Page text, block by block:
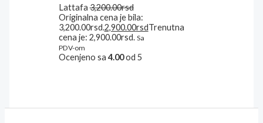
Lattafa3,200.00rsd
Originalna cena je bila:
3,200.00rsd.2,900.00rsdTrenutna
cena je: 2,900.00rsd. Sa
PDV-om
Ocenjeno sa 4.00od 5